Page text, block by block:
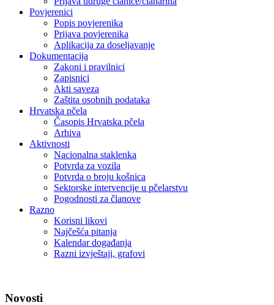
Povjerenici
Popis povjerenika
Prijava povjerenika
Aplikacija za doseljavanje
Dokumentacija
Zakoni i pravilnici
Zapisnici
Akti saveza
Zaštita osobnih podataka
Hrvatska pčela
Časopis Hrvatska pčela
Arhiva
Aktivnosti
Nacionalna staklenka
Potvrda za vozila
Potvrda o broju košnica
Sektorske intervencije u pčelarstvu
Pogodnosti za članove
Razno
Korisni likovi
Najčešća pitanja
Kalendar događanja
Razni izvještaji, grafovi
Novosti